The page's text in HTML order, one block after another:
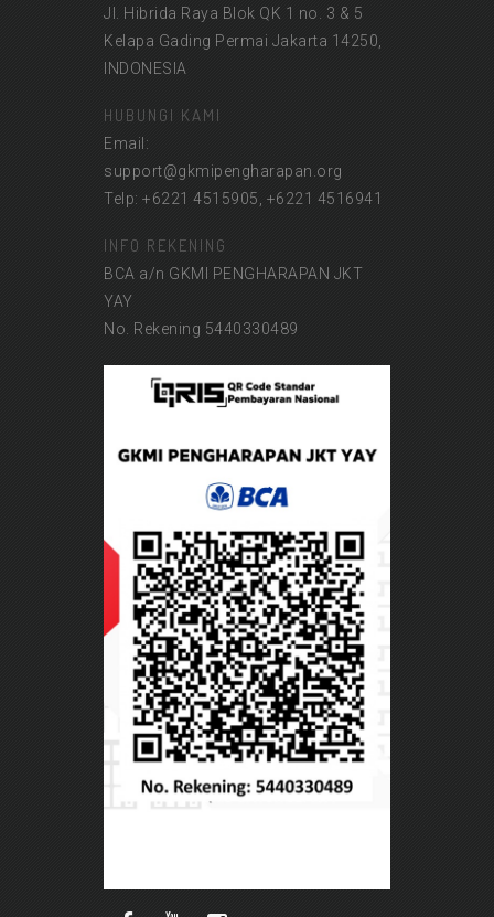
Jl. Hibrida Raya Blok QK 1 no. 3 & 5
Kelapa Gading Permai Jakarta 14250,
INDONESIA
HUBUNGI KAMI
Email:
support@gkmipengharapan.org
Telp: +6221 4515905, +6221 4516941
INFO REKENING
BCA a/n GKMI PENGHARAPAN JKT
YAY
No. Rekening 5440330489